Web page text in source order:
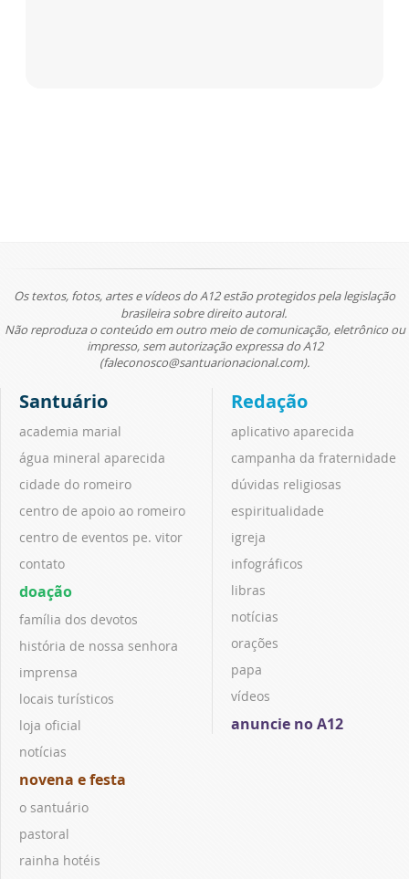
Os textos, fotos, artes e vídeos do A12 estão protegidos pela legislação
brasileira sobre direito autoral.
Não reproduza o conteúdo em outro meio de comunicação, eletrônico ou
impresso, sem autorização expressa do A12
(faleconosco@santuarionacional.com).
Santuário
academia marial
água mineral aparecida
cidade do romeiro
centro de apoio ao romeiro
centro de eventos pe. vitor
contato
doação
família dos devotos
história de nossa senhora
imprensa
locais turísticos
loja oficial
notícias
novena e festa
o santuário
pastoral
rainha hotéis
Redação
aplicativo aparecida
campanha da fraternidade
dúvidas religiosas
espiritualidade
igreja
infográficos
libras
notícias
orações
papa
vídeos
anuncie no A12